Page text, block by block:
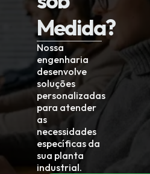
Medida?
Nossa
engenharia
desenvolve
soluções
personalizadas
para atender
as
necessidades
específicas da
sua planta
industrial.